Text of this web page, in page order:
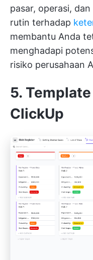
pasar, operasi,
rutin terhadap
membantu Anda
menghadapi
risiko perusahaan
5.
ClickUp